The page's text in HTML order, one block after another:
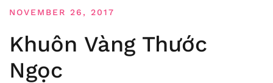
NOVEMBER 26, 2017
Khuôn Vàng Thước
Ngọc